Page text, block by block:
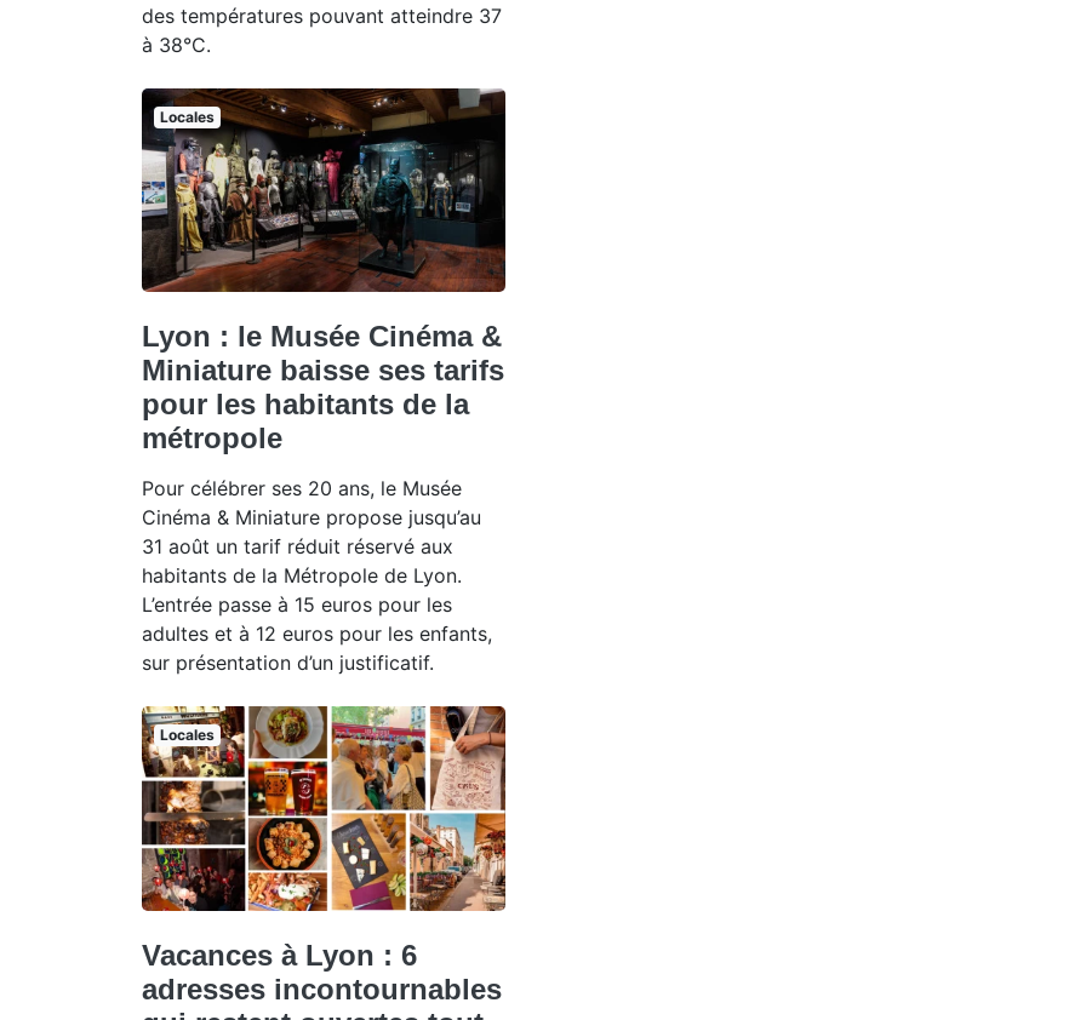
des températures pouvant atteindre 37
à 38°C.
Locales
Lyon : le Musée Cinéma &
Miniature baisse ses tarifs
pour les habitants de la
métropole
Pour célébrer ses 20 ans, le Musée
Cinéma & Miniature propose jusqu’au
31 août un tarif réduit réservé aux
habitants de la Métropole de Lyon.
L’entrée passe à 15 euros pour les
adultes et à 12 euros pour les enfants,
sur présentation d’un justificatif.
Locales
Vacances à Lyon : 6
adresses incontournables